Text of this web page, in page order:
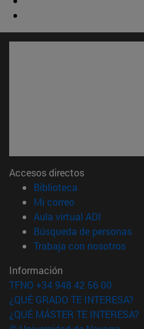
Accesos directos
Biblioteca
Mi correo(abre en nueva
Aula virtual ADI
Búsqueda de personas
Trabaja con nosotros
Información
TFNO +34 948 42 56 00
¿QUÉ GRADO TE INTERESA?
¿QUÉ MÁSTER TE INTERESA?